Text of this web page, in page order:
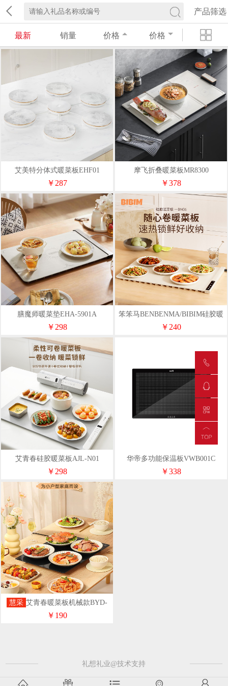
产品筛选
最新 销量 价格 价格
艾美特分体式暖菜板EHF01
￥287
摩飞折叠暖菜板MR8300
￥378
膳魔师暖菜垫EHA-5901A
￥298
笨笨马BENBENMA/BIBIM硅胶暖
菜板BN06
￥240
艾青春硅胶暖菜板AJL-N01
￥298
华帝多功能保温板VWB001C
￥338
慧采 艾青春暖菜板机械款BYD-
500
￥190
礼想礼业@技术支持